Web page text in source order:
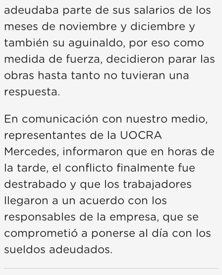
adeudaba parte de sus salarios de los
meses de noviembre y diciembre y
también su aguinaldo, por eso como
medida de fuerza, decidieron parar las
obras hasta tanto no tuvieran una
respuesta.
En comunicación con nuestro medio,
representantes de la UOCRA
Mercedes, informaron que en horas de
la tarde, el conflicto finalmente fue
destrabado y que los trabajadores
llegaron a un acuerdo con los
responsables de la empresa, que se
comprometió a ponerse al día con los
sueldos adeudados.